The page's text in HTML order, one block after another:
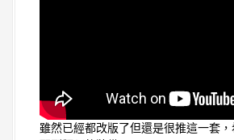
雖然已經都改版了但還是很推這一套